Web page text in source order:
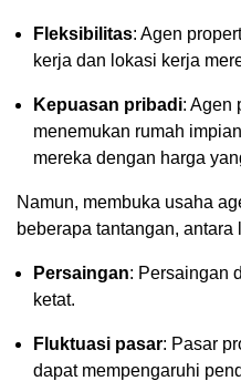
Fleksibilitas: Agen
kerja dan lokasi kerja
Kepuasan pribadi: Agen
menemukan rumah
mereka dengan harga
Namun, membuka usaha
beberapa tantangan, antara
Persaingan: Persaingan
ketat.
Fluktuasi pasar: Pasar
dapat mempengaruhi